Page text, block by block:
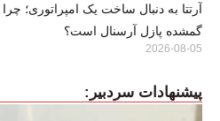
آرتتا به دنبال ساخت یک امپراتوری؛
گمشده پازل آرسنال است؟
2026-08-05
پیشنهادات سردبیر: